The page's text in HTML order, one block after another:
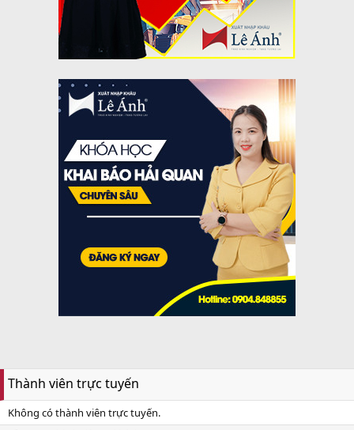
Thành viên trực tuyến
Không có thành viên trực tuyến.